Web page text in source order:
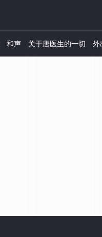
和声 关于唐医生的一切 外